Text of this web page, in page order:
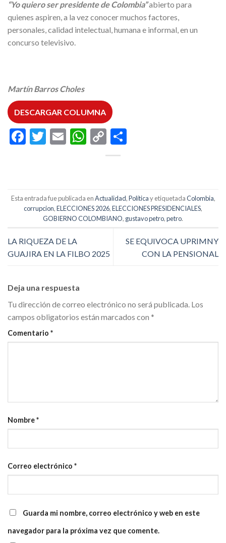
“Yo quiero ser presidente de Colombia”abierto para
quienes aspiren, a la vez conocer muchos factores,
personales, calidad intelectual, humana e informal, en un
concurso televisivo.
Martín Barros Choles
DESCARGAR COLUMNA
Facebook
Twitter
EmailWhatsApp
Copy
Link
Esta entrada fue publicada enActualidad,Políticay etiquetadaColombia,
corrupcion,ELECCIONES 2026,ELECCIONES PRESIDENCIALES,
GOBIERNO COLOMBIANO, gustavo petro,petro.
LA RIQUEZA DE LA
GUAJIRA EN LA FILBO 2025
SE EQUIVOCA UPRIMNY
CON LA PENSIONAL
Deja una respuesta
Tu dirección de correo electrónico no será publicada. Los
campos obligatorios están marcados con *
Comentario *
Nombre*
Correo electrónico *
Guarda mi nombre, correo electrónico y web en este
navegador para la próxima vez que comente.